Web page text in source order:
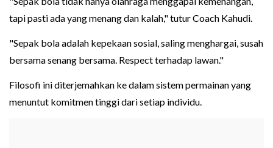
tapi pasti ada yang menang dan kalah," tutur Coach Kahudi.
"Sepak bola adalah kepekaan sosial, saling menghargai, susah
bersama senang bersama. Respect terhadap lawan."
Filosofi ini diterjemahkan ke dalam sistem permainan yang
menuntut komitmen tinggi dari setiap individu.